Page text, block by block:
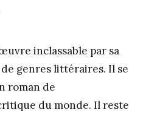
inclassable par sa
genres littéraires. Il se
roman de
du monde. Il reste